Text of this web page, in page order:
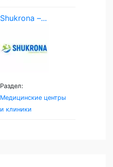
Shukrona –...
Раздел:
Медицинские центры
и клиники